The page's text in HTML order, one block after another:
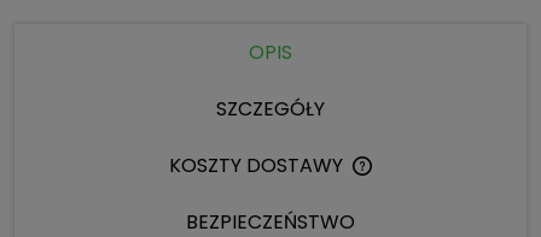
OPIS
SZCZEGÓŁY
KOSZTY DOSTAWY
BEZPIECZEŃSTWO